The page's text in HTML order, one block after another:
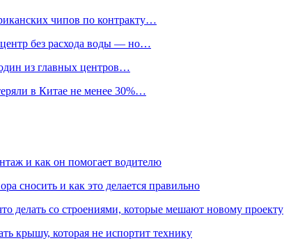
чипов по контракту…
без расхода воды — но…
из главных центров…
в Китае не менее 30%…
и как он помогает водителю
сносить и как это делается правильно
делать со строениями, которые мешают новому проекту
крышу, которая не испортит технику